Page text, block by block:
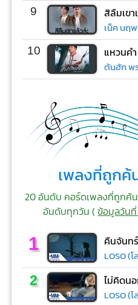
9 สิลืมเขา
เน็ค นฤ
10 แหวนคำ
ต้นฮัก พ
เพลงที่ถูกค้
20 อันดับ คอร์ดเพลงที่ถูกค้
อันดับทุกวัน (ข้อมูลวัน
1 คืนจันทร์
LOSO (โ
2 ไม่คิดน
LOSO (โ